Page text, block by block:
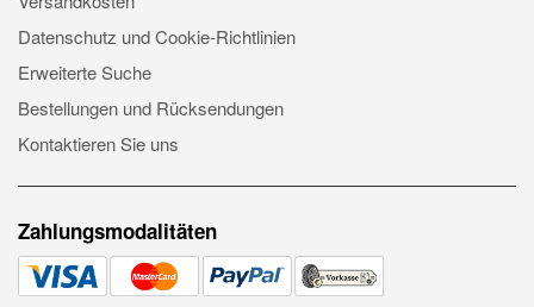
Zahlungsmodalitäten
Datenschutz und Cookie-Richtlinien
Erweiterte Suche
Bestellungen und Rücksendungen
Kontaktieren Sie uns